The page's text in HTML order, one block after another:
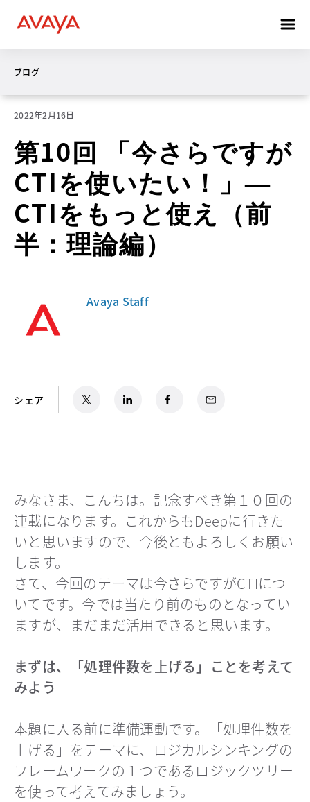
ブログ
2022年2月16日
第10回 「今さらですが
CTIを使いたい！」―
CTIをもっと使え（前
半：理論編）
Avaya Staff
シェア 新しいタブで開く
LinkedIn
新しいタブで開く
Facebook
新しいタブで開く
Email
みなさま、こんちは。記念すべき第１０回の
連載になります。これからもDeepに行きた
いと思いますので、今後ともよろしくお願い
します。
さて、今回のテーマは今さらですがCTIにつ
いてです。今では当たり前のものとなってい
ますが、まだまだ活用できると思います。
まずは、「処理件数を上げる」ことを考えて
みよう
本題に入る前に準備運動です。「処理件数を
上げる」をテーマに、ロジカルシンキングの
フレームワークの１つであるロジックツリー
を使って考えてみましょう。